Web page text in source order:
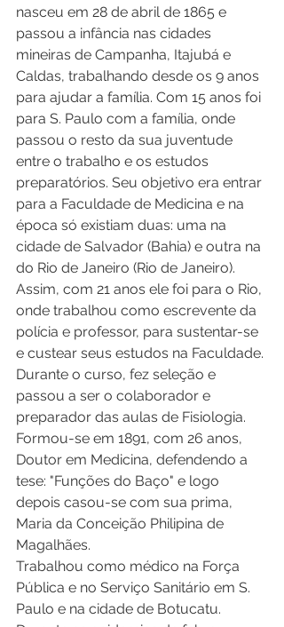
nasceu em 28 de abril de 1865 e
passou a infância nas cidades
mineiras de Campanha, Itajubá e
Caldas, trabalhando desde os 9 anos
para ajudar a família. Com 15 anos foi
para S. Paulo com a família, onde
passou o resto da sua juventude
entre o trabalho e os estudos
preparatórios. Seu objetivo era entrar
para a Faculdade de Medicina e na
época só existiam duas: uma na
cidade de Salvador (Bahia) e outra na
do Rio de Janeiro (Rio de Janeiro).
Assim, com 21 anos ele foi para o Rio,
onde trabalhou como escrevente da
polícia e professor, para sustentar-se
e custear seus estudos na Faculdade.
Durante o curso, fez seleção e
passou a ser o colaborador e
preparador das aulas de Fisiologia.
Formou-se em 1891, com 26 anos,
Doutor em Medicina, defendendo a
tese: "Funções do Baço" e logo
depois casou-se com sua prima,
Maria da Conceição Philipina de
Magalhães.
Trabalhou como médico na Força
Pública e no Serviço Sanitário em S.
Paulo e na cidade de Botucatu.